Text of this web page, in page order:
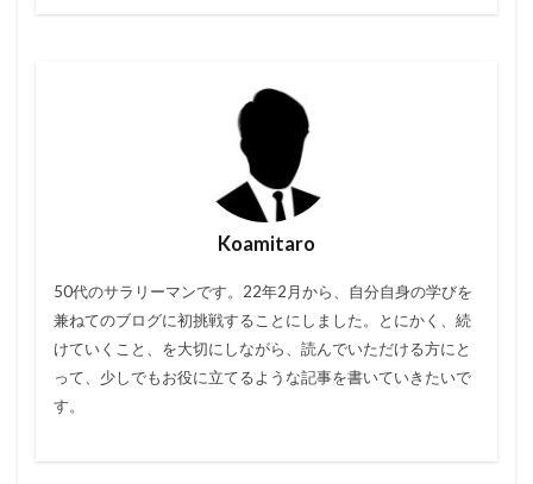
Koamitaro
50代のサラリーマンです。22年2月から、自分自身の学びを
兼ねてのブログに初挑戦することにしました。とにかく、続
けていくこと、を大切にしながら、読んでいただける方にと
って、少しでもお役に立てるような記事を書いていきたいで
す。